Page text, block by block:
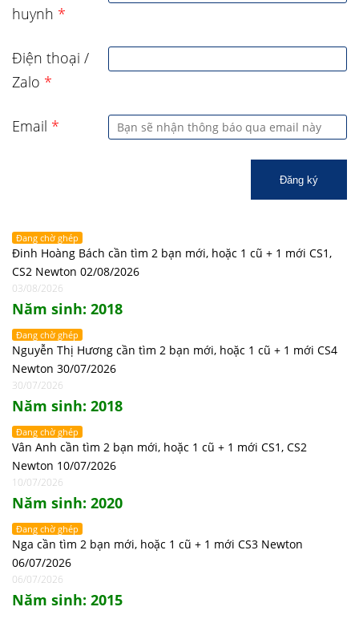
huynh *
Điện thoại /
Zalo *
Email *
Đăng ký
Đang chờ ghép
Đinh Hoàng Bách cần tìm 2 bạn mới, hoặc 1 cũ + 1 mới CS1,
CS2 Newton 02/08/2026
03/08/2026
Năm sinh: 2018
Đang chờ ghép
Nguyễn Thị Hương cần tìm 2 bạn mới, hoặc 1 cũ + 1 mới CS4
Newton 30/07/2026
30/07/2026
Năm sinh: 2018
Đang chờ ghép
Vân Anh cần tìm 2 bạn mới, hoặc 1 cũ + 1 mới CS1, CS2
Newton 10/07/2026
10/07/2026
Năm sinh: 2020
Đang chờ ghép
Nga cần tìm 2 bạn mới, hoặc 1 cũ + 1 mới CS3 Newton
06/07/2026
06/07/2026
Năm sinh: 2015